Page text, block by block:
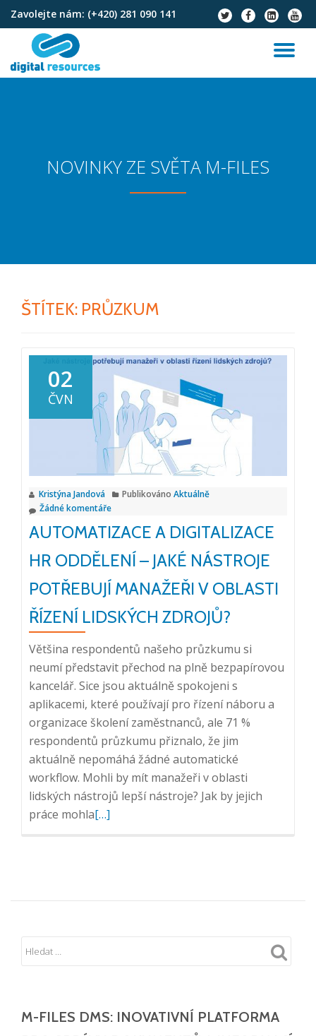
Přeskočit
obsah
Zavolejte nám: (+420) 281 090 141
fa-
twitter
fa-
facebook
fa-
linkedin-
square
fa-
NOVINKY ZE SVĚTA M-FILES
ŠTÍTEK: PRŮZKUM
02
ČVN
Kristýna Jandová Publikováno Aktuálně
Žádné komentáře
AUTOMATIZACE A DIGITALIZACE
HR ODDĚLENÍ – JAKÉ NÁSTROJE
POTŘEBUJÍ MANAŽEŘI V OBLASTI
ŘÍZENÍ LIDSKÝCH ZDROJŮ?
Většina respondentů našeho průzkumu si
neumí představit přechod na plně bezpapírovou
kancelář. Sice jsou aktuálně spokojeni s
aplikacemi, které používají pro řízení náboru a
organizace školení zaměstnanců, ale 71 %
respondentů průzkumu přiznalo, že jim
aktuálně nepomáhá žádné automatické
workflow. Mohli by mít manažeři v oblasti
lidských nástrojů lepší nástroje? Jak by jejich
práce mohlaPřečtěte
a
HR
nástroje
[…]
M-FILES DMS: INOVATIVNÍ PLATFORMA